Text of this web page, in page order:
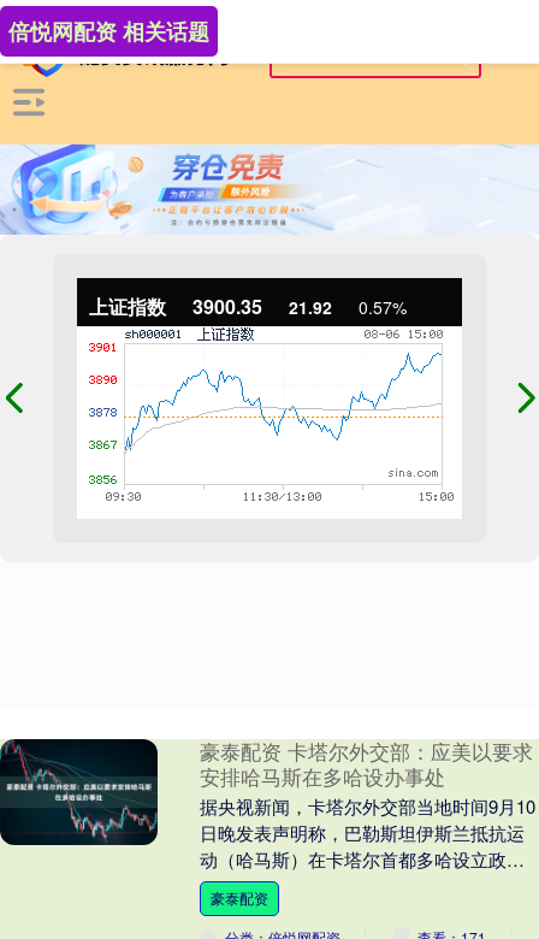
上证指数 3900.35 21.92 0.57%
倍悦网配资 相关话题
豪泰配资 卡塔尔外交部：应美以要求
安排哈马斯在多哈设办事处
据央视新闻，卡塔尔外交部当地时间9月10
日晚发表声明称，巴勒斯坦伊斯兰抵抗运
动（哈马斯）在卡塔尔首都多哈设立政治
办事处，是卡塔尔根据美国和以色列的要
求，在其巴以....
豪泰配资